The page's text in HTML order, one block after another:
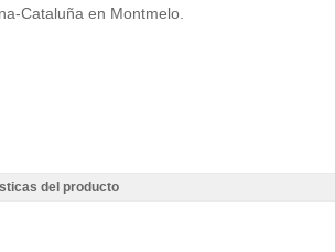
Cataluña en Montmelo.
del producto
del producto